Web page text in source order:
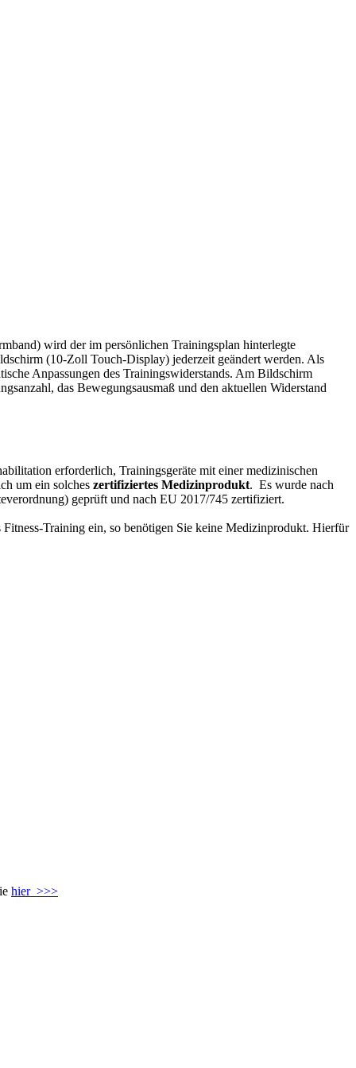
wird der im persönlichen Trainingsplan hinterlegte
(10-Zoll Touch-Display) jederzeit geändert werden. Als
Anpassungen des Trainingswiderstands. Am Bildschirm
das Bewegungsausmaß und den aktuellen Widerstand
erforderlich, Trainingsgeräte mit einer medizinischen
um ein solches zertifiziertes Medizinprodukt. Es wurde nach
geprüft und nach EU 2017/745 zertifiziert.
Training ein, so benötigen Sie keine Medizinprodukt. Hierfür
hier >>>